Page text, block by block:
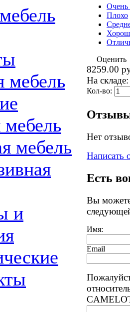
мебель
мебель
мебель
и
Очень
Плохо
Оценить
8259.00
На
Кол-во:
Нет
Написать
Есть
Вы
Имя:
Email